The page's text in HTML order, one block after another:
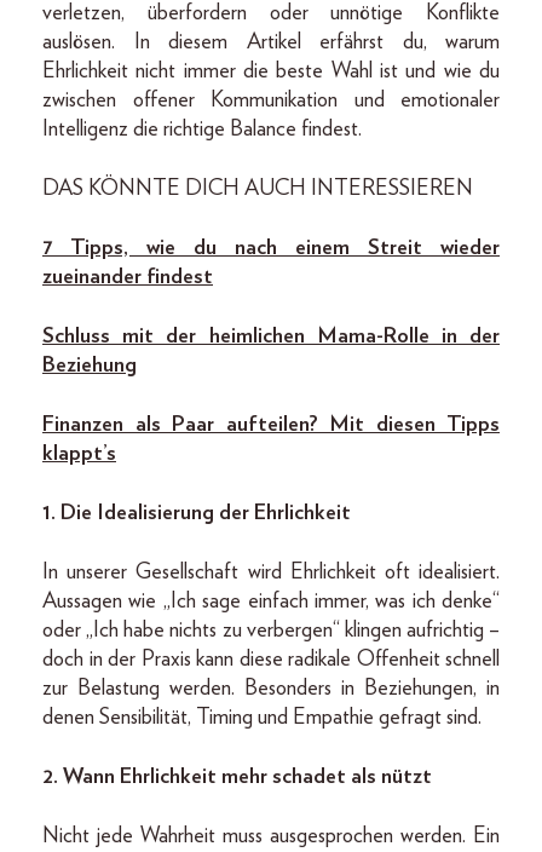
verletzen, überfordern oder unnötige Konflikte
auslösen. In diesem Artikel erfährst du, warum
Ehrlichkeit nicht immer die beste Wahl ist und wie du
zwischen offener Kommunikation und emotionaler
Intelligenz die richtige Balance findest.
DAS KÖNNTE DICH AUCH INTERESSIEREN
7 Tipps, wie du nach einem Streit wieder
zueinander findest
Schluss mit der heimlichen Mama-Rolle in der
Beziehung
Finanzen als Paar aufteilen? Mit diesen Tipps
klappt’s
1. Die Idealisierung der Ehrlichkeit
In unserer Gesellschaft wird Ehrlichkeit oft idealisiert.
Aussagen wie „Ich sage einfach immer, was ich denke“
oder „Ich habe nichts zu verbergen“ klingen aufrichtig –
doch in der Praxis kann diese radikale Offenheit schnell
zur Belastung werden. Besonders in Beziehungen, in
denen Sensibilität, Timing und Empathie gefragt sind.
2. Wann Ehrlichkeit mehr schadet als nützt
Nicht jede Wahrheit muss ausgesprochen werden. Ein